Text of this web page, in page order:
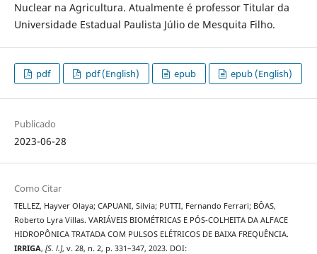
Nuclear na Agricultura. Atualmente é professor Titular da
Universidade Estadual Paulista Júlio de Mesquita Filho.
pdf pdf (English) epub epub (English)
Publicado
2023-06-28
Como Citar
TELLEZ, Hayver Olaya; CAPUANI, Silvia; PUTTI, Fernando Ferrari; BÔAS,
Roberto Lyra Villas. VARIÁVEIS BIOMÉTRICAS E PÓS-COLHEITA DA ALFACE
HIDROPÔNICA TRATADA COM PULSOS ELÉTRICOS DE BAIXA FREQUÊNCIA.
IRRIGA, [S. l.], v. 28, n. 2, p. 331–347, 2023. DOI: